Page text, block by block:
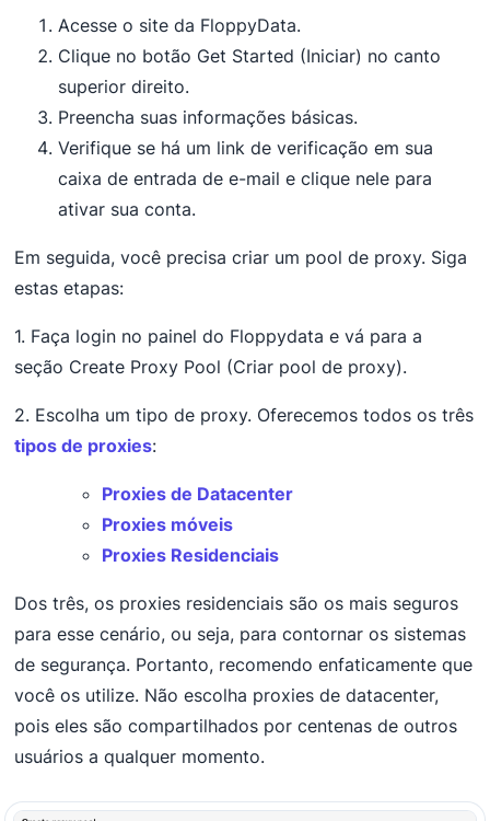
Acesse o site da FloppyData.
Clique no botão Get Started (Iniciar) no canto
superior direito.
Preencha suas informações básicas.
Verifique se há um link de verificação em sua
caixa de entrada de e-mail e clique nele para
ativar sua conta.
Em seguida, você precisa criar um pool de proxy. Siga
estas etapas:
1. Faça login no painel do Floppydata e vá para a
seção Create Proxy Pool (Criar pool de proxy).
2. Escolha um tipo de proxy. Oferecemos todos os três
tipos de proxies:
Proxies de Datacenter
Proxies móveis
Proxies Residenciais
Dos três, os proxies residenciais são os mais seguros
para esse cenário, ou seja, para contornar os sistemas
de segurança. Portanto, recomendo enfaticamente que
você os utilize. Não escolha proxies de datacenter,
pois eles são compartilhados por centenas de outros
usuários a qualquer momento.